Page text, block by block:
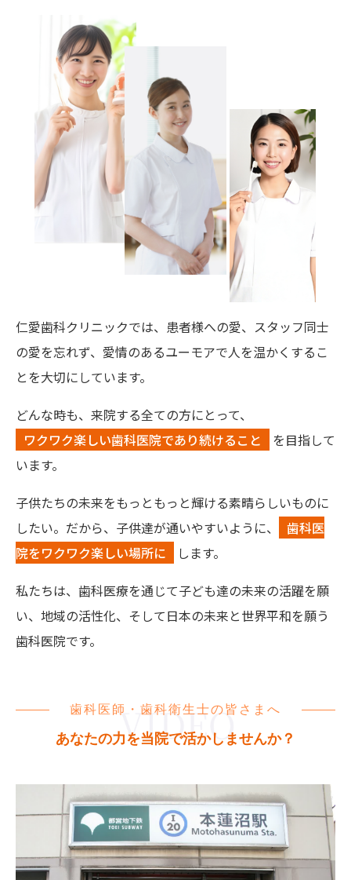
仁愛歯科クリニックでは、患者様への愛、スタッフ同士
の愛を忘れず、愛情のあるユーモアで人を温かくするこ
とを大切にしています。
どんな時も、来院する全ての方にとって、
ワクワク楽しい歯科医院であり続けること
を目指して
います。
子供たちの未来をもっともっと輝ける素晴らしいものに
したい。だから、子供達が通いやすいように、
歯科医
院をワクワク楽しい場所に
します。
私たちは、歯科医療を通じて子ども達の未来の活躍を願
い、地域の活性化、そして日本の未来と世界平和を願う
歯科医院です。
歯科医師・歯科衛生士の皆さまへ
あなたの力を当院で活かしませんか？